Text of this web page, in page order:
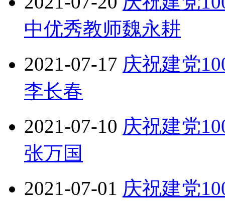
中优秀教师魏永耕
2021-07-17 庆祝建党
李长春
2021-07-10 庆祝建党
张万国
2021-07-01 庆祝建党